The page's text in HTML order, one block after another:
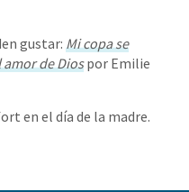
gustar: Mi copa se
de Diospor Emilie
en el día de la madre.